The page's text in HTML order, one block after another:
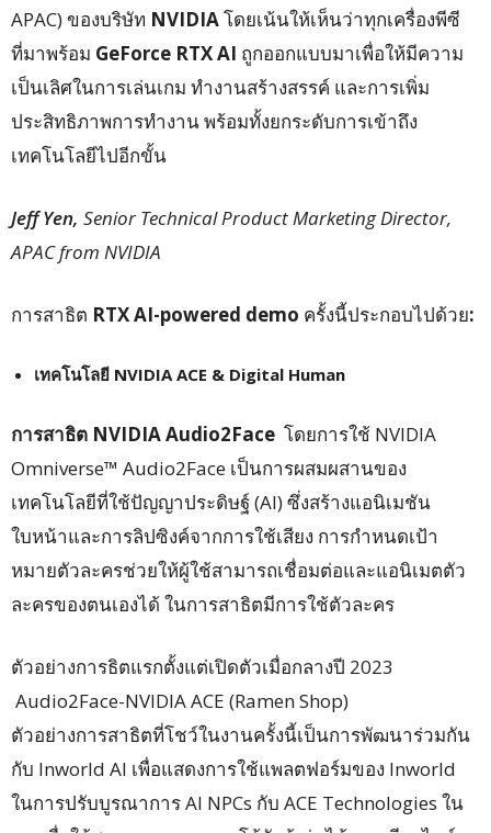
APAC) ของบริษัท NVIDIAโดยเน้นให้เห็นว่าทุกเครื่องพีซี
ที่มาพร้อม GeForce RTX AI ถูกออกแบบมาเพื่อให้มีความ
เป็นเลิศในการเล่นเกม ทำงานสร้างสรรค์ และการเพิ่ม
ประสิทธิภาพการทำงาน พร้อมทั้งยกระดับการเข้าถึง
เทคโนโลยีไปอีกขั้น
Jeff Yen, Senior Technical Product Marketing Director,
APAC from NVIDIA
การสาธิต RTX AI-powered demo ครั้งนี้ประกอบไปด้วย:
เทคโนโลยี NVIDIA ACE & Digital Human
การสาธิต NVIDIA Audio2Face โดยการใช้ NVIDIA
Omniverse™ Audio2Face เป็นการผสมผสานของ
เทคโนโลยีที่ใช้ปัญญาประดิษฐ์ (AI) ซึ่งสร้างแอนิเมชัน
ใบหน้าและการลิปซิงค์จากการใช้เสียง การกำหนดเป้า
หมายตัวละครช่วยให้ผู้ใช้สามารถเชื่อมต่อและแอนิเมตตัว
ละครของตนเองได้ ในการสาธิตมีการใช้ตัวละคร
ตัวอย่างการธิตแรกตั้งแต่เปิดตัวเมื่อกลางปี 2023
Audio2Face-NVIDIA ACE (Ramen Shop)
ตัวอย่างการสาธิตที่โชว์ในงานครั้งนี้เป็นการพัฒนาร่วมกัน
กับ Inworld AI เพื่อแสดงการใช้แพลตฟอร์มของ Inworld
ในการปรับบูรณาการ AI NPCs กับ ACE Technologies ใน